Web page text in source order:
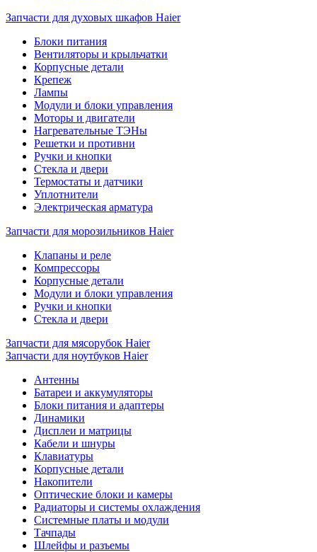
Запчасти для духовых шкафов Haier
Блоки питания
Вентиляторы и крыльчатки
Корпусные детали
Крепеж
Лампы
Модули и блоки управления
Моторы и двигатели
Нагревательные ТЭНы
Решетки и противни
Ручки и кнопки
Стекла и двери
Термостаты и датчики
Уплотнители
Электрическая арматура
Запчасти для морозильников Haier
Клапаны и реле
Компрессоры
Корпусные детали
Модули и блоки управления
Ручки и кнопки
Стекла и двери
Запчасти для мясорубок Haier
Запчасти для ноутбуков Haier
Антенны
Батареи и аккумуляторы
Блоки питания и адаптеры
Динамики
Дисплеи и матрицы
Кабели и шнуры
Клавиатуры
Корпусные детали
Накопители
Оптические блоки и камеры
Радиаторы и системы охлаждения
Системные платы и модули
Тачпады
Шлейфы и разъемы